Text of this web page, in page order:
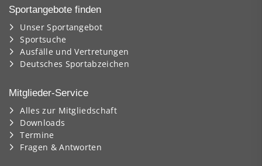
Sportangebote finden
Unser Sportangebot
Sportsuche
Ausfälle und Vertretungen
Deutsches Sportabzeichen
Mitglieder-Service
Alles zur Mitgliedschaft
Downloads
Termine
Fragen & Antworten